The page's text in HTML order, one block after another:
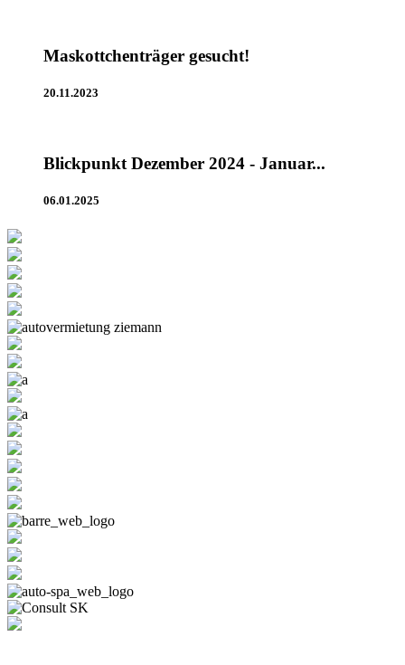
Maskottchenträger gesucht!
20.11.2023
Blickpunkt Dezember 2024 - Januar...
06.01.2025